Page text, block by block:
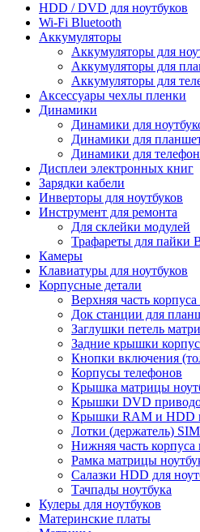
HDD / DVD для ноутбуков
Wi-Fi Bluetooth
Аккумуляторы
Аккумуляторы для
Аккумуляторы для
Аккумуляторы для
Аксессуары чехлы пленки
Динамики
Динамики для
Динамики для
Динамики для
Дисплеи электронных книг
Зарядки кабели
Инверторы для ноутбуков
Инструмент для ремонта
Для склейки модулей
Трафареты для пайки
Камеры
Клавиатуры для ноутбуков
Корпусные детали
Верхняя часть
Док станции для
Заглушки петель
Задние крышки
Кнопки включения
Корпусы телефонов
Крышка матрицы
Крышки DVD
Крышки RAM и HDD
Лотки (держатель)
Нижняя часть корпуса
Рамка матрицы
Салазки HDD для
Тачпады ноутбука
Кулеры для ноутбуков
Материнские платы